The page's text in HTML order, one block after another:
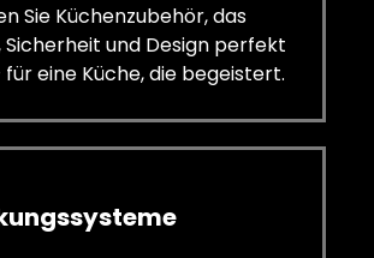
Sie Küchenzubehör, das
Sicherheit und Design perfekt
eine Küche, die begeistert.